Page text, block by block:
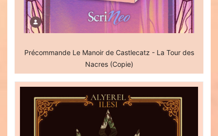
Précommande Le Manoir de Castlecatz - La Tour des
Nacres (Copie)